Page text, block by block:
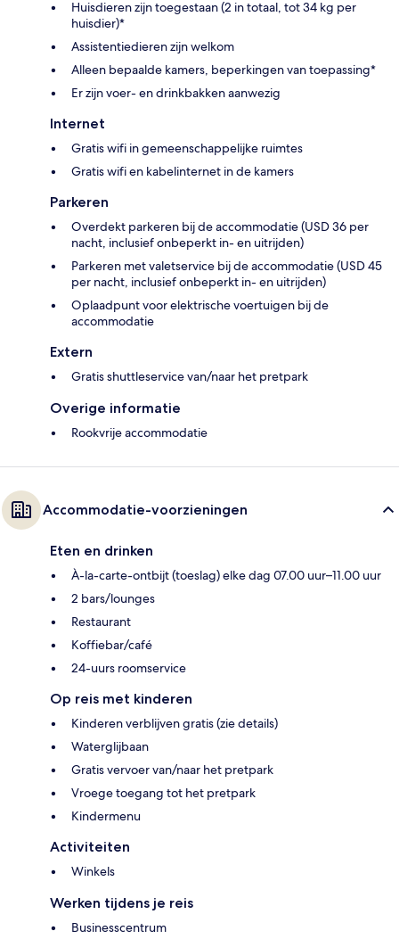
Huisdieren zijn toegestaan (2 in totaal, tot 34 kg per
huisdier)*
Assistentiedieren zijn welkom
Alleen bepaalde kamers, beperkingen van toepassing*
Er zijn voer- en drinkbakken aanwezig
Internet
Gratis wifi in gemeenschappelijke ruimtes
Gratis wifi en kabelinternet in de kamers
Parkeren
Overdekt parkeren bij de accommodatie (USD 36 per
nacht, inclusief onbeperkt in- en uitrijden)
Parkeren met valetservice bij de accommodatie (USD 45
per nacht, inclusief onbeperkt in- en uitrijden)
Oplaadpunt voor elektrische voertuigen bij de
accommodatie
Extern
Gratis shuttleservice van/naar het pretpark
Overige informatie
Rookvrije accommodatie
Accommodatie-voorzieningen
Eten en drinken
À-la-carte-ontbijt (toeslag) elke dag 07.00 uur–11.00 uur
2 bars/lounges
Restaurant
Koffiebar/café
24-uurs roomservice
Op reis met kinderen
Kinderen verblijven gratis (zie details)
Waterglijbaan
Gratis vervoer van/naar het pretpark
Vroege toegang tot het pretpark
Kindermenu
Activiteiten
Winkels
Werken tijdens je reis
Businesscentrum